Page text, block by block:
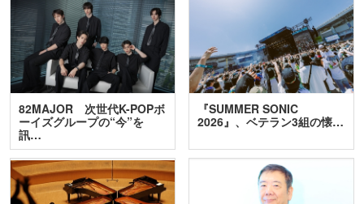
82MAJOR 次世代K-POPボ
ーイズグループの“今”を
訊…
『SUMMER SONIC
2026』、ベテラン3組の懐…